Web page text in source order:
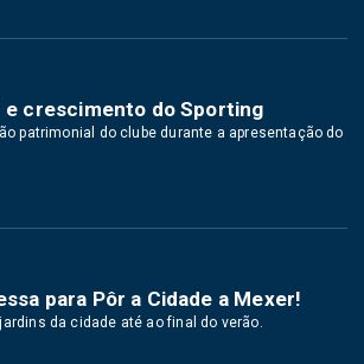
e crescimento do Sporting
patrimonial do clube durante a apresentação do
para Pôr a Cidade a Mexer!
da cidade até ao final do verão.